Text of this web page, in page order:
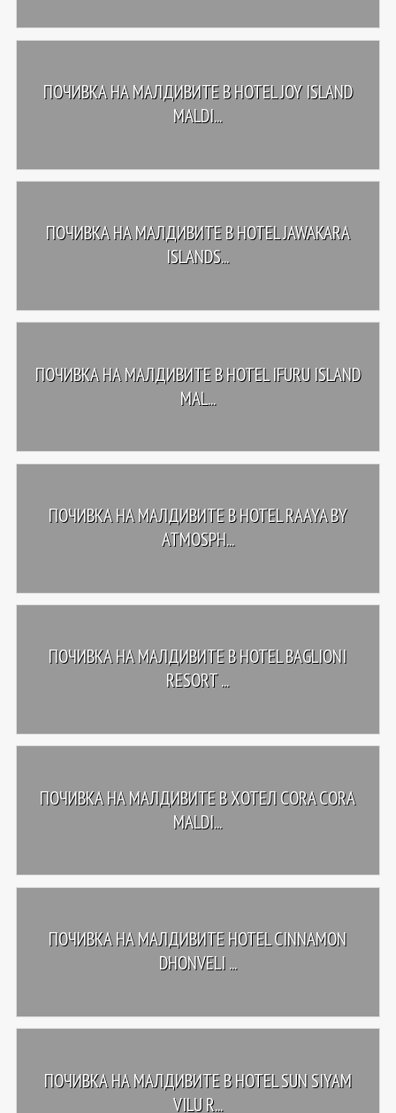
ПОЧИВКА НА МАЛДИВИТЕ В HOTEL JOY ISLAND
MALDI...
ПОЧИВКА НА МАЛДИВИТЕ В HOTEL JAWAKARA
ISLANDS...
ПОЧИВКА НА МАЛДИВИТЕ В HOTEL IFURU ISLAND
MAL...
ПОЧИВКА НА МАЛДИВИТЕ В HOTEL RAAYA BY
ATMOSPH...
ПОЧИВКА НА МАЛДИВИТЕ В HOTEL BAGLIONI
RESORT ...
ПОЧИВКА НА МАЛДИВИТЕ В ХОТЕЛ CORA CORA
MALDI...
ПОЧИВКА НА МАЛДИВИТЕ HOTEL CINNAMON
DHONVELI ...
ПОЧИВКА НА МАЛДИВИТЕ В HOTEL SUN SIYAM
VILU R...